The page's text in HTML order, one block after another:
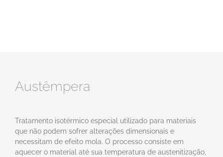
Austêmpera
Tratamento isotérmico especial utilizado para materiais
que não podem sofrer alterações dimensionais e
necessitam de efeito mola. O processo consiste em
aquecer o material até sua temperatura de austenitização,